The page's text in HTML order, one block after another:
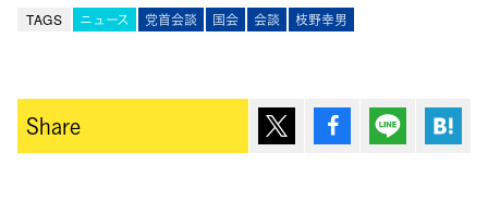
TAGS ニュース 党首会談 国会 会談 枝野幸男
Share ポスト シェア Lineで送